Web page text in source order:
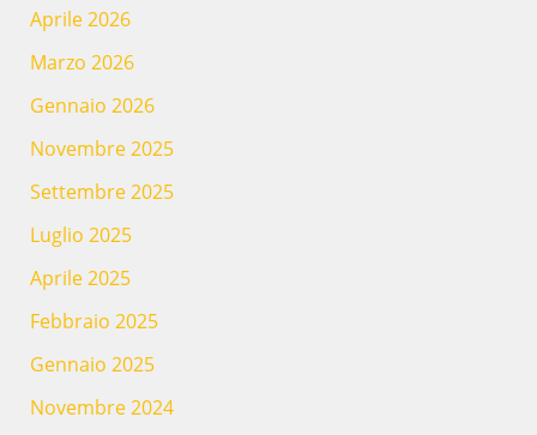
Aprile 2026
Marzo 2026
Gennaio 2026
Novembre 2025
Settembre 2025
Luglio 2025
Aprile 2025
Febbraio 2025
Gennaio 2025
Novembre 2024